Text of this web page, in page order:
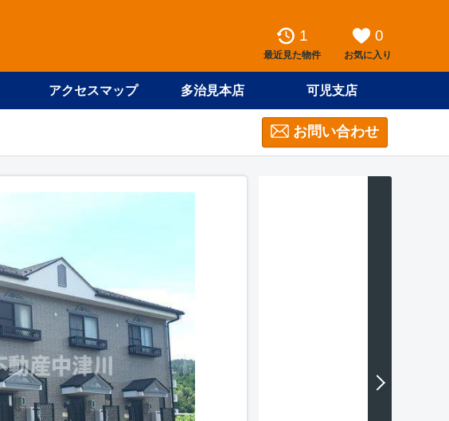
1
最近見た物件
0
お気に入り
アクセスマップ 多治見本店 可児支店
お問い合わせ